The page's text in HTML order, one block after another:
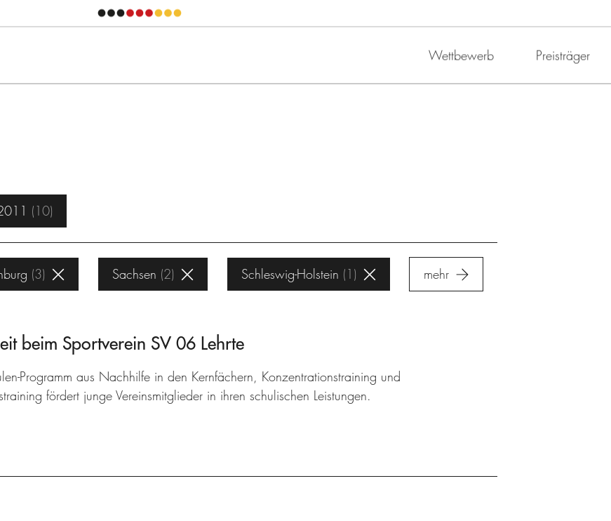
Wettbewerb Preisträger
10
3 Sachsen 2 Schleswig-Holstein 1 mehr
beim Sportverein SV 06 Lehrte
Programm aus Nachhilfe in den Kernfächern, Konzentrationstraining und
fördert junge Vereinsmitglieder in ihren schulischen Leistungen.